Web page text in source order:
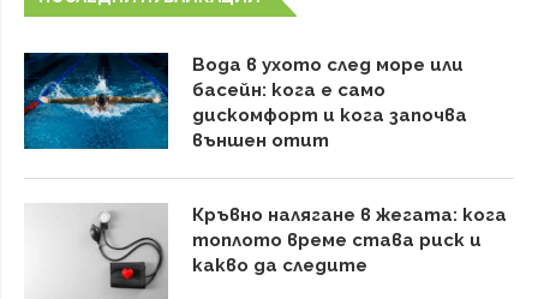
Вода в ухото след море или
басейн: кога е само
дискомфорт и кога започва
външен отит
Кръвно налягане в жегата: кога
топлото време става риск и
какво да следите